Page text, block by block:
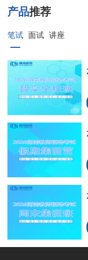
产品推荐
笔试 面试 讲座